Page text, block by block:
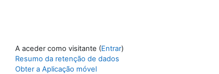
A aceder como visitante (Entrar)
Resumo da retenção de dados
Obter a Aplicação móvel